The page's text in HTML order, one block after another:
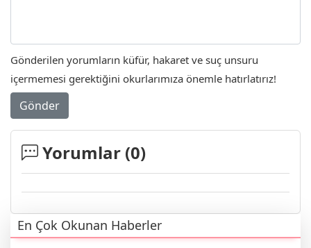
Gönderilen yorumların küfür, hakaret ve suç unsuru
içermemesi gerektiğini okurlarımıza önemle hatırlatırız!
Gönder
Yorumlar (0)
En Çok Okunan Haberler